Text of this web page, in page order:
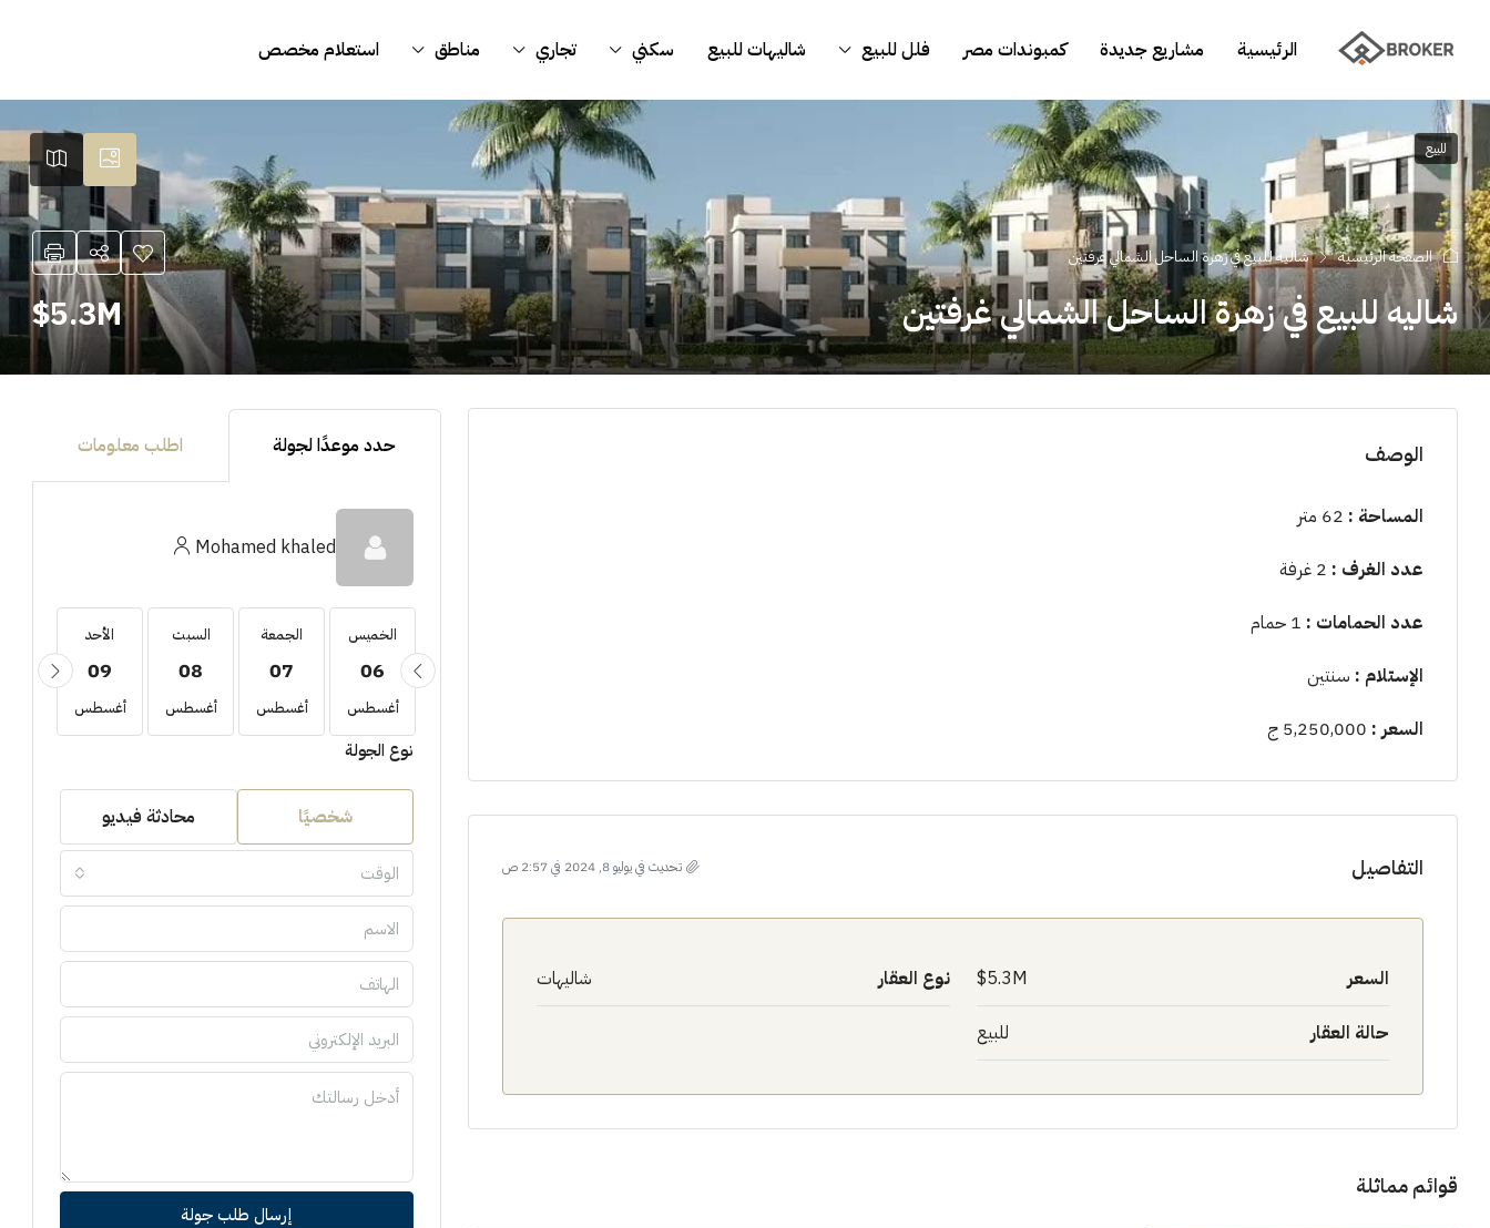
الرئيسية مشاريع جديدة كمبوندات مصر فلل للبيع شاليهات للبيع سكني تجاري مناطق استعلام مخصص
للبيع
الصفحة الرئيسية شاليه للبيع في زهرة الساحل الشمالي غرفتين
شاليه للبيع في زهرة الساحل الشمالي غرفتين 5.3M$
الوصف
المساحة :
عدد الغرف :
عدد الحمامات :
الإستلام : سنتين
السعر :
التفاصيل تحديث في يوليو 8, 2024 في 2:57 ص
السعر 5.3M$ نوع العقار شاليهات
حالة العقار للبيع
قوائم مماثلة
حدد موعدًا لجولة اطلب معلومات
Mohamed khaled
الخميس
06
أغسطس
الجمعة
07
أغسطس
السبت
08
أغسطس
الأحد
09
أغسطس
نوع الجولة
شخصيًا محادثة فيديو
الوقت
إرسال طلب جولة